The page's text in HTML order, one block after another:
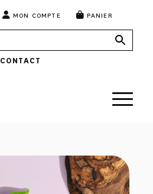
MON COMPTE PANIER
CONTACT